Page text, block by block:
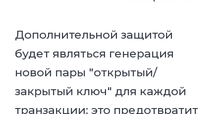
Дополнительной защитой
будет являться генерация
новой пары "открытый/
закрытый ключ" для каждой
транзакции: это предотвратит